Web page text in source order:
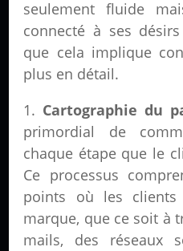
seulement fluide
connecté à ses
que cela implique
plus en détail.
Cartographie du
primordial de
chaque étape que le
Ce processus
points où les clients
marque, que ce soit à
mails, des réseaux